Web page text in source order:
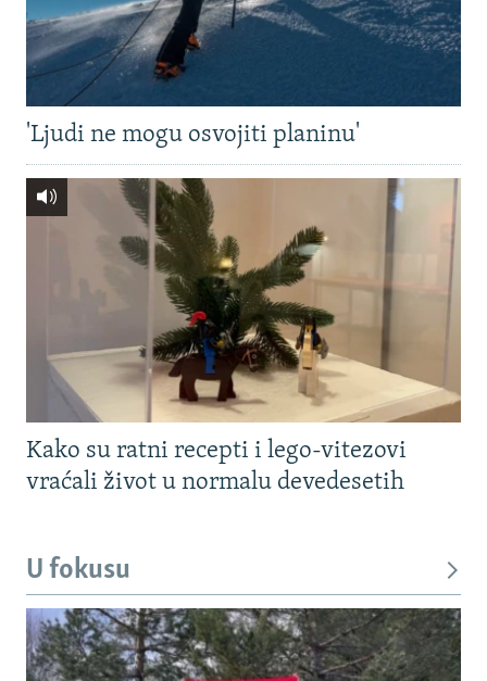
'Ljudi ne mogu osvojiti planinu'
Kako su ratni recepti i lego-vitezovi
vraćali život u normalu devedesetih
U fokusu